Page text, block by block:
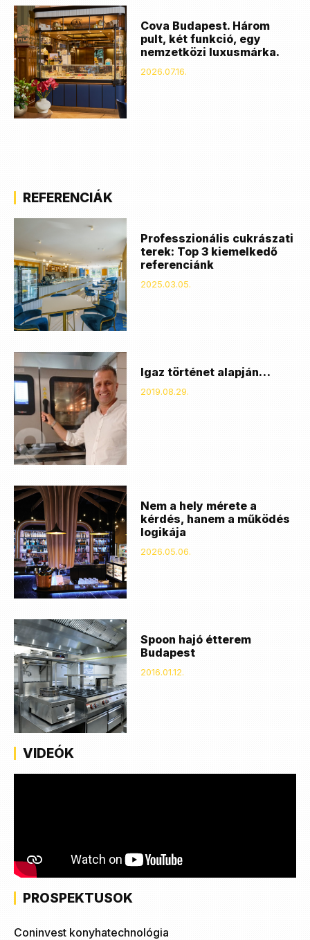
Cova Budapest. Három
pult, két funkció, egy
nemzetközi luxusmárka.
2026.07.16.
REFERENCIÁK
Professzionális cukrászati
terek: Top 3 kiemelkedő
referenciánk
2025.03.05.
Igaz történet alapján…
2019.08.29.
Nem a hely mérete a
kérdés, hanem a működés
logikája
2026.05.06.
Spoon hajó étterem
Budapest
2016.01.12.
VIDEÓK
PROSPEKTUSOK
Coninvest konyhatechnológia